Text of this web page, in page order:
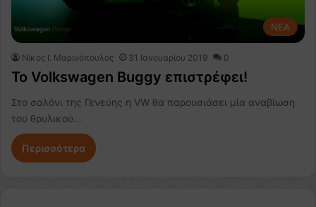
NEA
Nίκος Ι. Mαρινόπουλος 31 Ιανουαρίου 2019 0
Το Volkswagen Buggy επιστρέφει!
Στο σαλόνι της Γενεύης η VW θα παρουσιάσει μία αναβίωση
του θρυλικού…
Περισσότερα